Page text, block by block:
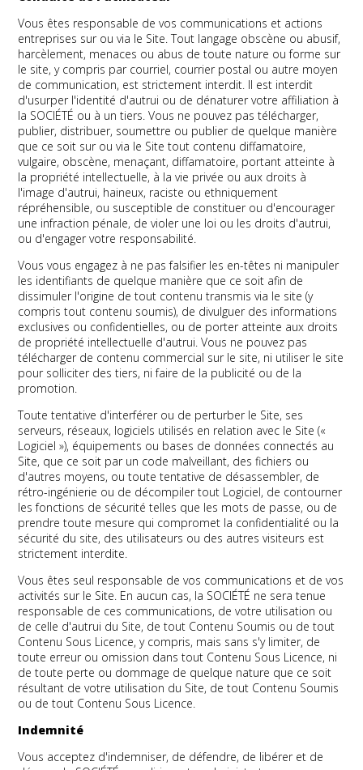
Vous êtes responsable de vos communications et actions
entreprises sur ou via le Site. Tout langage obscène ou abusif,
harcèlement, menaces ou abus de toute nature ou forme sur
le site, y compris par courriel, courrier postal ou autre moyen
de communication, est strictement interdit. Il est interdit
d'usurper l'identité d'autrui ou de dénaturer votre affiliation à
la SOCIÉTÉ ou à un tiers. Vous ne pouvez pas télécharger,
publier, distribuer, soumettre ou publier de quelque manière
que ce soit sur ou via le Site tout contenu diffamatoire,
vulgaire, obscène, menaçant, diffamatoire, portant atteinte à
la propriété intellectuelle, à la vie privée ou aux droits à
l'image d'autrui, haineux, raciste ou ethniquement
répréhensible, ou susceptible de constituer ou d'encourager
une infraction pénale, de violer une loi ou les droits d'autrui,
ou d'engager votre responsabilité.
Vous vous engagez à ne pas falsifier les en-têtes ni manipuler
les identifiants de quelque manière que ce soit afin de
dissimuler l'origine de tout contenu transmis via le site (y
compris tout contenu soumis), de divulguer des informations
exclusives ou confidentielles, ou de porter atteinte aux droits
de propriété intellectuelle d'autrui. Vous ne pouvez pas
télécharger de contenu commercial sur le site, ni utiliser le site
pour solliciter des tiers, ni faire de la publicité ou de la
promotion.
Toute tentative d'interférer ou de perturber le Site, ses
serveurs, réseaux, logiciels utilisés en relation avec le Site («
Logiciel »), équipements ou bases de données connectés au
Site, que ce soit par un code malveillant, des fichiers ou
d'autres moyens, ou toute tentative de désassembler, de
rétro-ingénierie ou de décompiler tout Logiciel, de contourner
les fonctions de sécurité telles que les mots de passe, ou de
prendre toute mesure qui compromet la confidentialité ou la
sécurité du site, des utilisateurs ou des autres visiteurs est
strictement interdite.
Vous êtes seul responsable de vos communications et de vos
activités sur le Site. En aucun cas, la SOCIÉTÉ ne sera tenue
responsable de ces communications, de votre utilisation ou
de celle d'autrui du Site, de tout Contenu Soumis ou de tout
Contenu Sous Licence, y compris, mais sans s'y limiter, de
toute erreur ou omission dans tout Contenu Sous Licence, ni
de toute perte ou dommage de quelque nature que ce soit
résultant de votre utilisation du Site, de tout Contenu Soumis
ou de tout Contenu Sous Licence.
Indemnité
Vous acceptez d'indemniser, de défendre, de libérer et de